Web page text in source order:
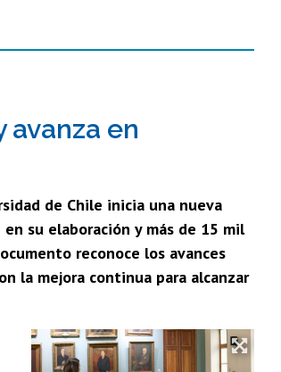
en
de Chile inicia una nueva
su elaboración y más de 15 mil
reconoce los avances
la mejora continua para alcanzar